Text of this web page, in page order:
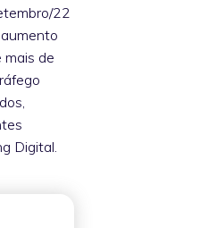
22
de
Digital.